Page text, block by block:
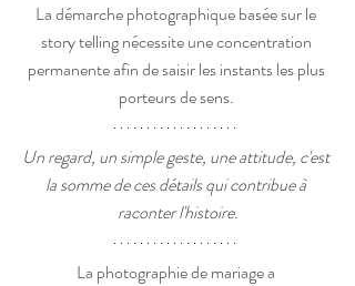
La démarche photographique basée sur le
story telling nécessite une concentration
permanente afin de saisir les instants les plus
porteurs de sens.
Un regard, un simple geste, une attitude, c'est
la somme de ces détails qui contribue à
raconter l'histoire.
La photographie de mariage a